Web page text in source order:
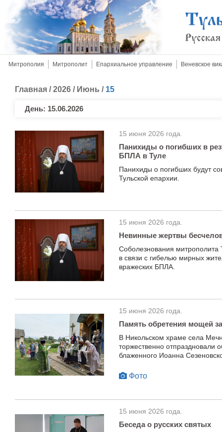
Митрополия Митрополит Епархиальное управление Веневское
Главная /2026 / Июнь / 15
День: 15.06.2026
15 июня 2026 года.
Панихиды о погибших в
БПЛА в Туле
Панихиды о погибших будут
Тульской епархии.
15 июня 2026 года.
Невинные жертвы
Соболезнования митрополита
в связи с гибелью мирных
вражеских БПЛА.
15 июня 2026 года.
Память обретения мощей
В Никольском храме села
торжественно отпраздновали
блаженного Иоанна
Фото
15 июня 2026 года.
Беседа о русских святых